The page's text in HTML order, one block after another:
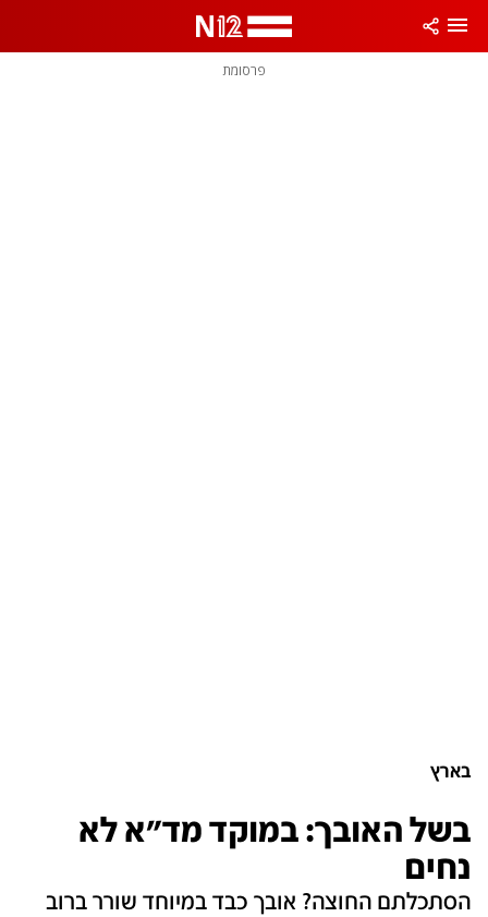
פרסומת
בארץ
בשל האובך: במוקד מד"א לא
נחים
הסתכלתם החוצה? אובך כבד במיוחד שורר ברוב